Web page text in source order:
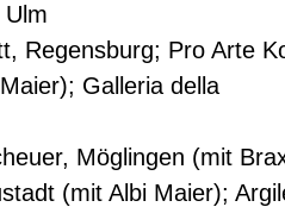
Regensburg; Pro Arte
Galleria della
Möglingen (mit
(mit Albi Maier);